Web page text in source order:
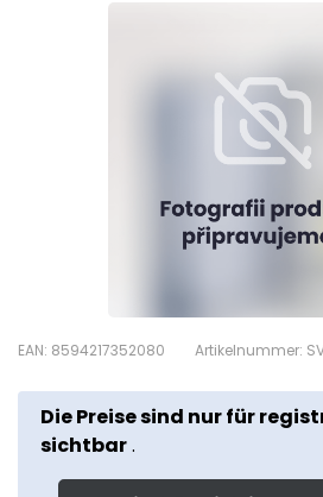
EAN: 8594217352080 Artikelnummer:
Die Preise sind nur für
sichtbar.